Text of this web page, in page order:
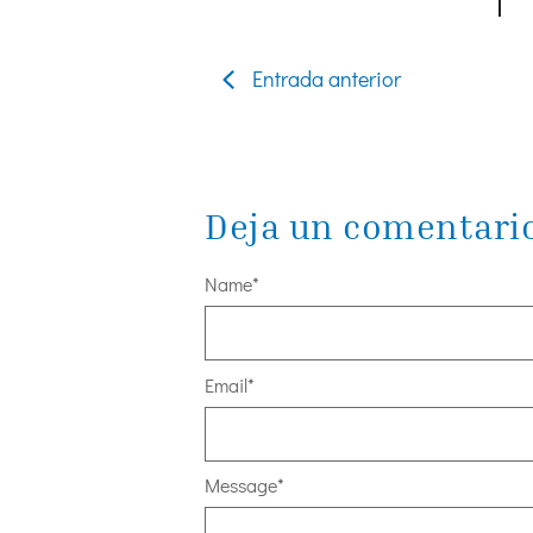
Entrada anterior
Deja un
Message*
Name*
Email*